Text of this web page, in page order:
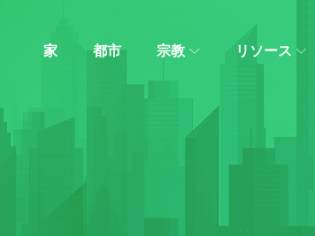
家 都市 宗教 リソース